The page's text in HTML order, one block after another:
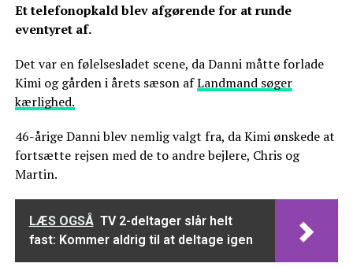
Et telefonopkald blev afgørende for at runde
eventyret af.
Det var en følelsesladet scene, da Danni måtte forlade
Kimi og gården i årets sæson afLandmand søger
kærlighed.
46-årige Danni blev nemlig valgt fra, da Kimi ønskede at
fortsætte rejsen med de to andre bejlere, Chris og
Martin.
LÆS OGSÅ TV 2-deltager slår helt
fast: Kommer aldrig til at deltage igen